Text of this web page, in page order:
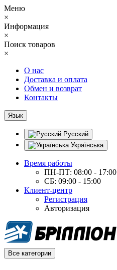
Меню
×
Информация
×
Поиск товаров
×
О нас
Доставка и оплата
Обмен и возврат
Контакты
Язык
Русский
Українська
Время работы
ПН-ПТ: 08:00 - 17:00
СБ: 09:00 - 15:00
Клиент-центр
Регистрация
Авторизация
Все категории